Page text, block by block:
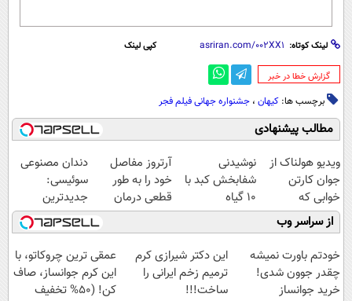
لینک کوتاه: کپی لینک
‌گزارش خطا در خبر
برچسب ها: کیهان ، جشنواره جهانی فیلم فجر
مطالب پیشنهادی
ویدیو هولناک از
جوان کارتن
خوابی که
میلیاردر شد.
آموزش رایگان
نوشیدنی
شفابخش کبد با
10 گیاه
موثر(تخفیف تا
امشب)
آرتروز مفاصل
خود را به طور
قطعی درمان
کنید!
◗پرسش‌نامه◖
دندان مصنوعی
سوئیسی:
جدیدترین
فناوری اروپا،
سبک و مقاوم |
پرداخت قسطی
از سراسر وب
خودتم باورت نمیشه
چقدر جوون شدی!
خرید جوانساز
این دکتر شیرازی کرم
ترمیم زخم ایرانی را
ساخت!!!
عمقی ترین چروکاتو، با
این کرم جوانساز، صاف
کن! (50% تخفیف